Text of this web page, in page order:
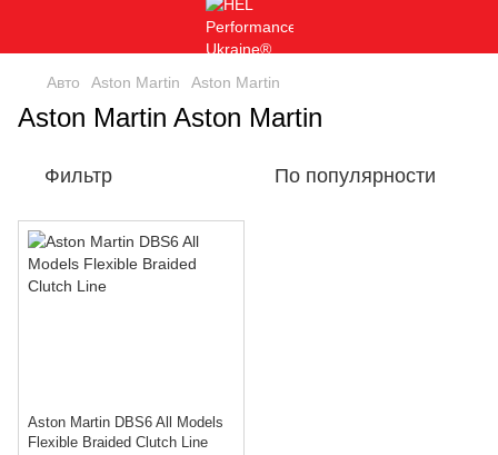
Авто Aston Martin Aston Martin
Aston Martin Aston Martin
Фильтр По популярности
Aston Martin DBS6 All Models
Flexible Braided Clutch Line